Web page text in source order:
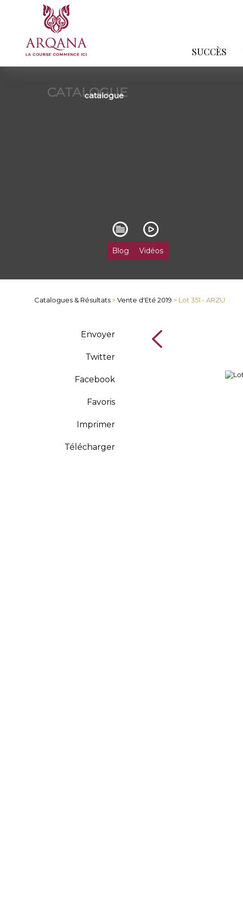
SUCCÈS
CATALOGUE
catalogue
Blog Vidéos
Catalogues & Résultats >Vente d'Eté 2019 > Lot 351 - ARZU
Envoyer
Twitter
Facebook
Favoris
Imprimer
Télécharger